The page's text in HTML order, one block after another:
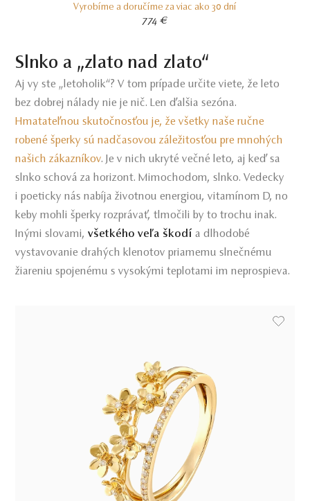
Vyrobíme a doručíme za viac ako 30 dní
774 €
Slnko a „zlato nad zlato“
Aj vy ste „letoholik“? V tom prípade určite viete, že leto
bez dobrej nálady nie je nič. Len ďalšia sezóna.
Hmatateľnou skutočnosťou je, že všetky naše ručne
robené šperky sú nadčasovou záležitosťou pre mnohých
našich zákazníkov. Je v nich ukryté večné leto, aj keď sa
slnko schová za horizont. Mimochodom, slnko. Vedecky
i poeticky nás nabíja životnou energiou, vitamínom D, no
keby mohli šperky rozprávať, tlmočili by to trochu inak.
Inými slovami,všetkého veľa škodí a dlhodobé
vystavovanie drahých klenotov priamemu slnečnému
žiareniu spojenému s vysokými teplotami im neprospieva.